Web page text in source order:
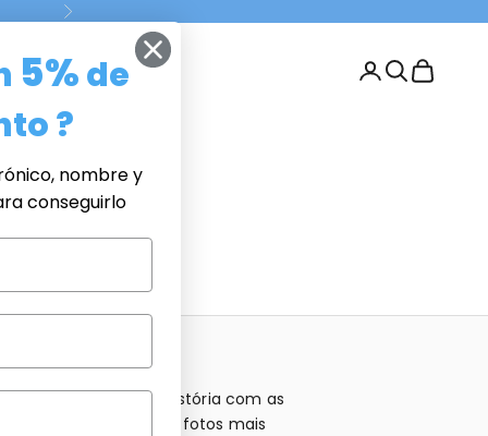
Siguiente
Buscar
Cesta
espaço conte uma história com as
Escolhe as fotos mais
5%de
?
nombre y
conseguirlo